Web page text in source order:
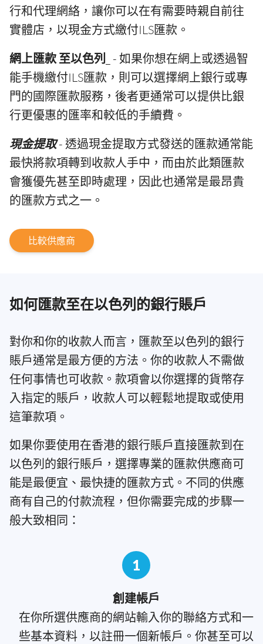
行和代理網絡，讓你可以在有需要時親自前往
實體店，以現金方式繳付ILS匯款。
網上匯款 至以色列
_ - 如果你想在網上或透過智
能手機繳付ILS匯款，則可以選擇網上銀行或專
門的國際匯款服務，後者更通常可以提供比銀
行更優惠的匯率和較低的手續費。
現金提取- 透過現金提取方式發送的匯款通常能
最快將款項轉到收款人手中，而由於此類匯款
會獲優先甚至即時處理，因此也通常是最昂貴
的匯款方式之一。
比較供應商
如何匯款至在以色列的銀行賬戶
對你和你的收款人而言，匯款至以色列的銀行
賬戶通常是最方便的方法。你的收款人不需做
任何事情也可收款。款項會以你選擇的貨幣存
入指定的賬戶，收款人可以輕鬆地提取或使用
這筆款項。
如果你要使用在香港的銀行賬戶直接匯款到在
以色列的銀行賬戶，選擇專業的匯款供應商可
能是最便宜、最快捷的匯款方式。不同的供應
商有自己的付款流程，但你需要完成的步驟一
般大致相同：
1
創建帳戶
在你所選供應商的網站輸入你的聯絡方式和一
些基本資料，以註冊一個新帳戶。你甚至可以